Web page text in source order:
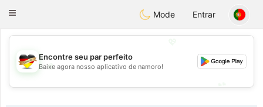
DeutschDating
Toggle
Mode Entrar
💖
💕
Encontre seu par perfeito
Baixe agora nosso aplicativo de namoro!